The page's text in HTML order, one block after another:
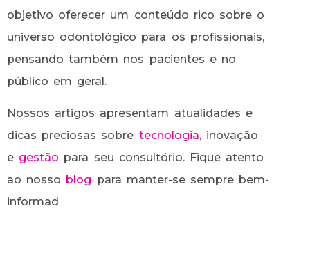
objetivo oferecer um conteúdo rico sobre o
universo odontológico para os profissionais,
pensando também nos pacientes e no
público em geral.
Nossos artigos apresentam atualidades e
dicas preciosas sobre tecnologia, inovação
e gestão para seu consultório. Fique atento
ao nosso blog para manter-se sempre bem-
informad